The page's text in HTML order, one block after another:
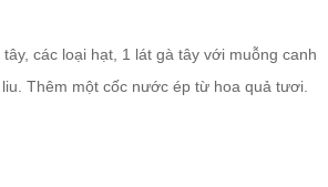
các loại hạt, 1 lát gà tây với muỗng canh
Thêm một cốc nước ép từ hoa quả tươi.